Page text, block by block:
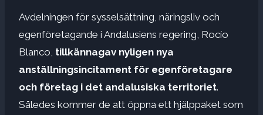
Avdelningen för sysselsättning, näringsliv och
egenföretagande i Andalusiens regering, Rocío
Blanco, tillkännagav nyligen nya
anställningsincitament för egenföretagare
och företag i det andalusiska territoriet.
Således kommer de att öppna ett hjälppaket som